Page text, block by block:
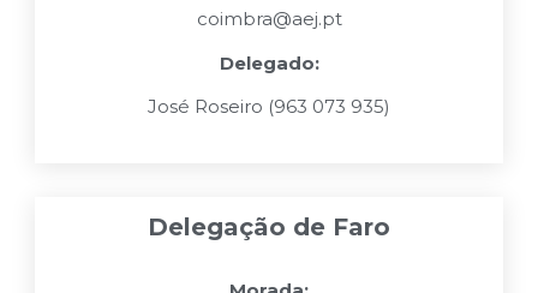
coimbra@aej.pt
Delegado:
José Roseiro (963 073 935)
Delegação de Faro